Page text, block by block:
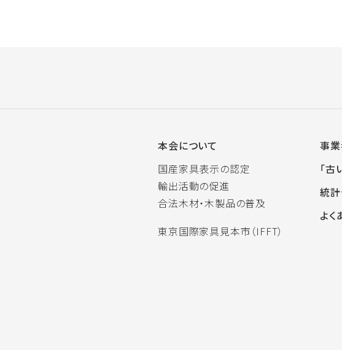
本会について
国産家具表示の認定
輸出活動の促進
合法木材・木製品の普及
東京国際家具見本市（IFFT）
事
「
統
よく